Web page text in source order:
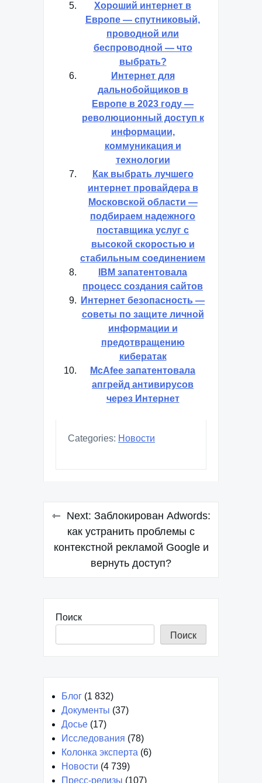
Хороший интернет в
Европе — спутниковый,
проводной или
беспроводной — что
выбрать?
Интернет для
дальнобойщиков в
Европе в 2023 году —
революционный доступ к
информации,
коммуникация и
технологии
Как выбрать лучшего
интернет провайдера в
Московской области —
подбираем надежного
поставщика услуг с
высокой скоростью и
стабильным соединением
IBM запатентовала
процесс создания сайтов
Интернет безопасность —
советы по защите личной
информации и
предотвращению
кибератак
McAfee запатентовала
апгрейд антивирусов
через Интернет
Categories: Новости
Навигация
записям
Next: Заблокирован Adwords:
как устранить проблемы с
контекстной рекламой Google и
вернуть доступ?
Поиск
Поиск
Блог (1 832)
Документы (37)
Досье (17)
Исследования (78)
Колонка эксперта (6)
Новости (4 739)
Пресс-релизы (107)